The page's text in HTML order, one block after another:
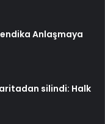
Anlaşmaya
silindi: Halk